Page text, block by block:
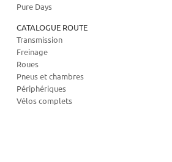
Pure Days
CATALOGUE ROUTE
Transmission
Freinage
Roues
Pneus et chambres
Périphériques
Vélos complets